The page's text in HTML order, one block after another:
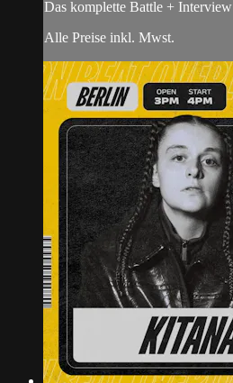
Das komplette Battle + Interview
Alle Preise inkl. Mwst.